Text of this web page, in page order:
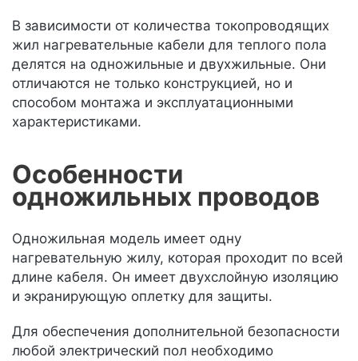
В зависимости от количества токопроводящих
жил нагревательные кабели для теплого пола
делятся на одножильные и двухжильные. Они
отличаются не только конструкцией, но и
способом монтажа и эксплуатационными
характеристиками.
Особенности
одножильных проводов
Одножильная модель имеет одну
нагревательную жилу, которая проходит по всей
длине кабеля. Он имеет двухслойную изоляцию
и экранирующую оплетку для защиты.
Для обеспечения дополнительной безопасности
любой электрический пол необходимо